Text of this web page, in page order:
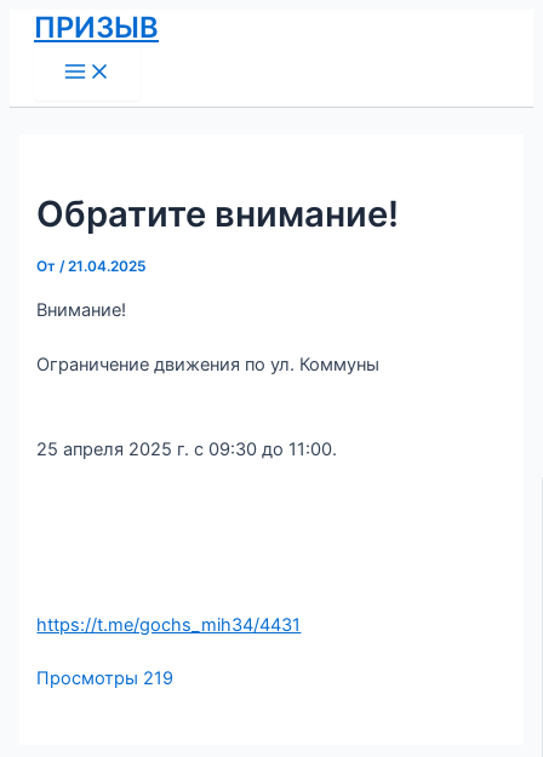
Перейти
содержимому
ПРИЗЫВ
Menu
Обратите внимание!
От/21.04.2025
Внимание!
Ограничение движения по ул. Коммуны
25 апреля 2025 г. с 09:30 до 11:00.
https://t.me/gochs_mih34/4431
Просмотры 219
Навигация
по
записям